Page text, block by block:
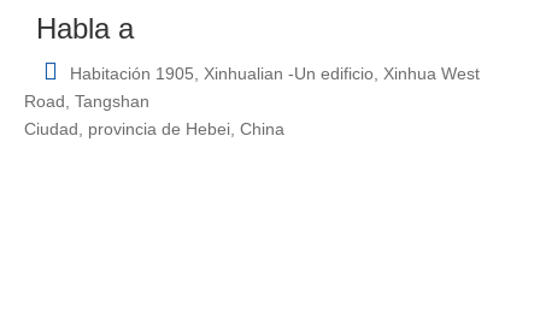
Habla a

Habitación 1905, Xinhualian -Un edificio, Xinhua West
Road, Tangshan
Ciudad, provincia de Hebei, China